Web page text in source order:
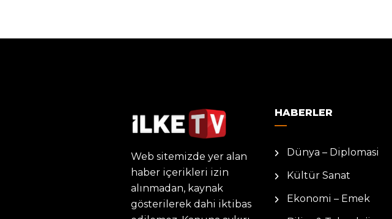
Web sitemizde yer alan
haber içerikleri izin
alınmadan, kaynak
gösterilerek dahi iktibas
HABERLER
Dünya – Diplomasi
Kültür Sanat
Ekonomi – Emek